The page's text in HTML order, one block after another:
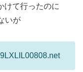
けて行ったのに
いが